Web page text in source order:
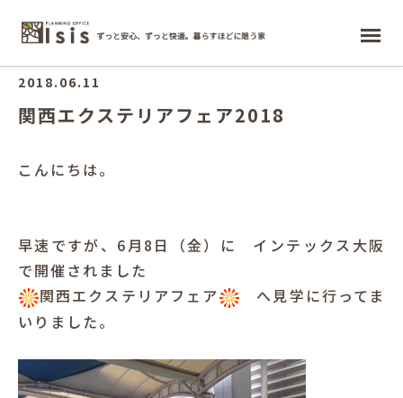
ホーム
2018.06.11
関西エクステリアフェア2018
こんにちは。
早速ですが、6月8日（金）に インテックス大阪
で開催されました
関西エクステリアフェア
へ見学に行ってま
いりました。